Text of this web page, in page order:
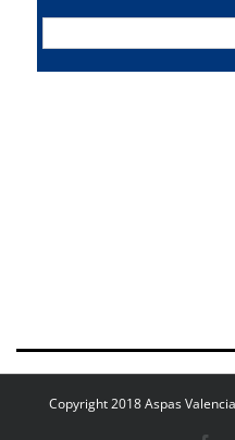
Copyright 2018 Aspas